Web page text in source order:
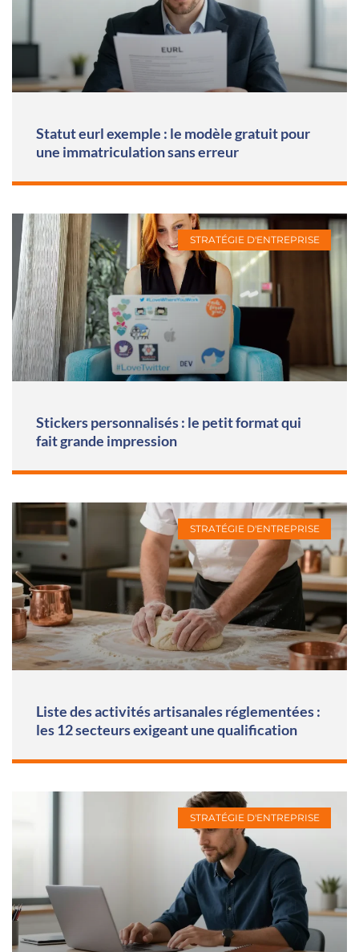
Statut eurl exemple : le modèle gratuit pour
une immatriculation sans erreur
STRATÉGIE D'ENTREPRISE
Stickers personnalisés : le petit format qui
fait grande impression
STRATÉGIE D'ENTREPRISE
Liste des activités artisanales réglementées :
les 12 secteurs exigeant une qualification
STRATÉGIE D'ENTREPRISE